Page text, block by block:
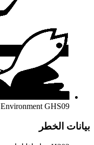
Environment GHS09
بيانات الخطر